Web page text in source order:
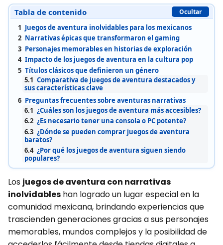
Tabla de contenido Ocultar
1 Juegos de aventura inolvidables para los mexicanos
2 Narrativas épicas que transformaron el gaming
3 Personajes memorables en historias de exploración
4 Impacto de los juegos de aventura en la cultura pop
5 Títulos clásicos que definieron un género
5.1 Comparativa de juegos de aventura destacados y
sus características clave
6 Preguntas frecuentes sobre aventuras narrativas
6.1 ¿Cuáles son los juegos de aventura más accesibles?
6.2 ¿Es necesario tener una consola o PC potente?
6.3 ¿Dónde se pueden comprar juegos de aventura
baratos?
6.4 ¿Por qué los juegos de aventura siguen siendo
populares?
Los juegos de aventura con narrativas
inolvidables han logrado un lugar especial en la
comunidad mexicana, brindando experiencias que
trascienden generaciones gracias a sus personajes
memorables, mundos complejos y la posibilidad de